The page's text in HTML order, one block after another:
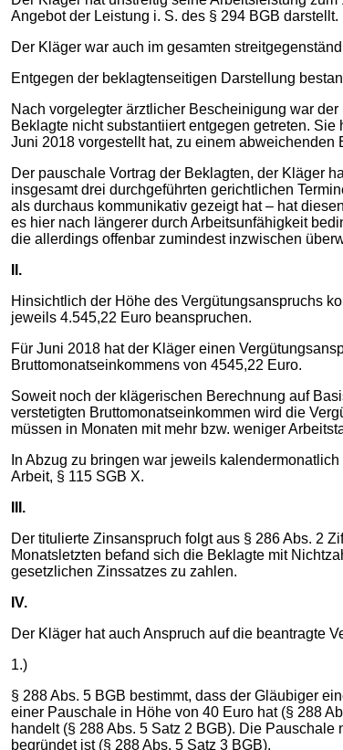
Angebot der Leistung i. S. des § 294 BGB darstellt.
Der Kläger war auch im gesamten
Entgegen der beklagtenseitigen Darstellung
Nach vorgelegter ärztlicher Bescheinigung war
Beklagte nicht substantiiert entgegen getreten.
Juni 2018 vorgestellt hat, zu einem abweichenden
Der pauschale Vortrag der Beklagten, der Kläger
insgesamt drei durchgeführten gerichtlichen
als durchaus kommunikativ gezeigt hat – hat
es hier nach längerer durch Arbeitsunfähigkeit
die allerdings offenbar zumindest inzwischen
II.
Hinsichtlich der Höhe des Vergütungsanspruchs
jeweils 4.545,22 Euro beanspruchen.
Für Juni 2018 hat der Kläger einen
Bruttomonatseinkommens von 4545,22 Euro.
Soweit noch der klägerischen Berechnung auf
verstetigten Bruttomonatseinkommen wird die
müssen in Monaten mit mehr bzw. weniger
In Abzug zu bringen war jeweils
Arbeit, § 115 SGB X.
III.
Der titulierte Zinsanspruch folgt aus § 286 Abs. 2
Monatsletzten befand sich die Beklagte mit
gesetzlichen Zinssatzes zu zahlen.
IV.
Der Kläger hat auch Anspruch auf die beantragte
1.)
§ 288 Abs. 5 BGB bestimmt, dass der Gläubiger
einer Pauschale in Höhe von 40 Euro hat (§ 288
handelt (§ 288 Abs. 5 Satz 2 BGB). Die
begründet ist (§ 288 Abs. 5 Satz 3 BGB).